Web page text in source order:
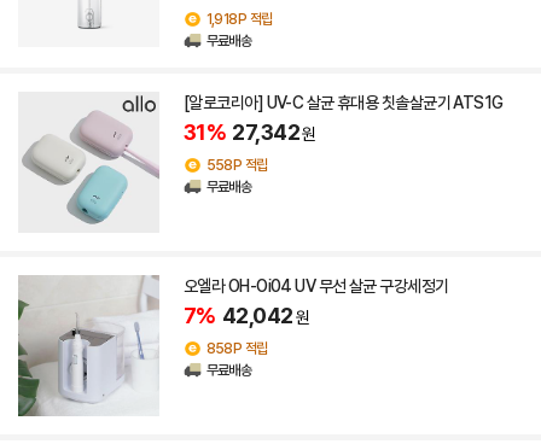
1,918P 적립
무료배송
[알로코리아] UV-C 살균 휴대용 칫솔살균기 ATS1G
31% 27,342원
558P 적립
무료배송
오엘라 OH-Oi04 UV 무선 살균 구강세정기
7% 42,042원
858P 적립
무료배송